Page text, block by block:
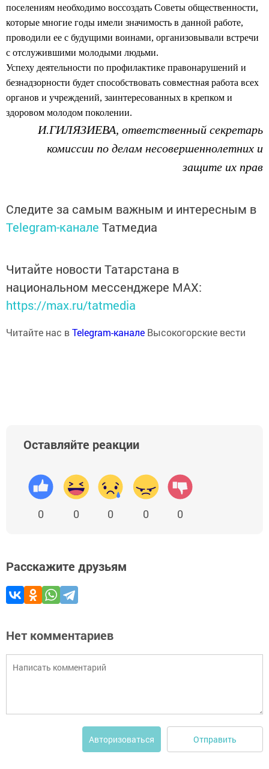
поселениям необходимо воссоздать Советы общественности,
которые многие годы имели значимость в данной работе,
проводили ее с будущими воинами, организовывали встречи
с отслужившими молодыми людьми.
Успеху деятельности по профилактике правонарушений и
безнадзорности будет способствовать совместная работа всех
органов и учреждений, заинтересованных в крепком и
здоровом молодом поколении.
И.ГИЛЯЗИЕВА, ответственный секретарь
комиссии по делам несовершеннолетних и
защите их прав
Следите за самым важным и интересным в
Telegram-канале Татмедиа
Читайте новости Татарстана в
национальном мессенджере MАХ:
https://max.ru/tatmedia
Читайте нас вTelegram-канале Высокогорские вести
Оставляйте реакции
0 0 0 0 0
Расскажите друзьям
Нет комментариев
Авторизоваться Отправить